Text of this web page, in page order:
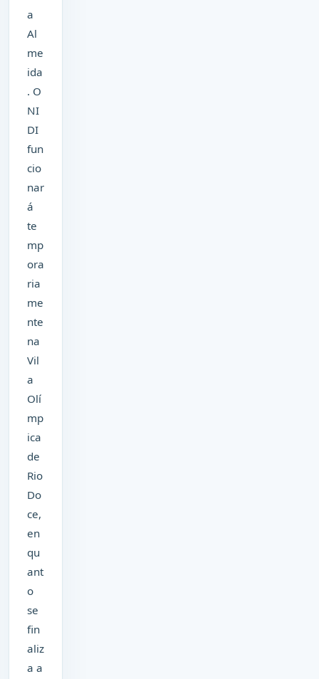
a
Al
me
ida
. O
NI
DI
fun
cio
nar
á
te
mp
ora
ria
me
nte
na
Vil
a
Olí
mp
ica
de
Rio
Do
ce,
en
qu
ant
o
se
fin
aliz
a a